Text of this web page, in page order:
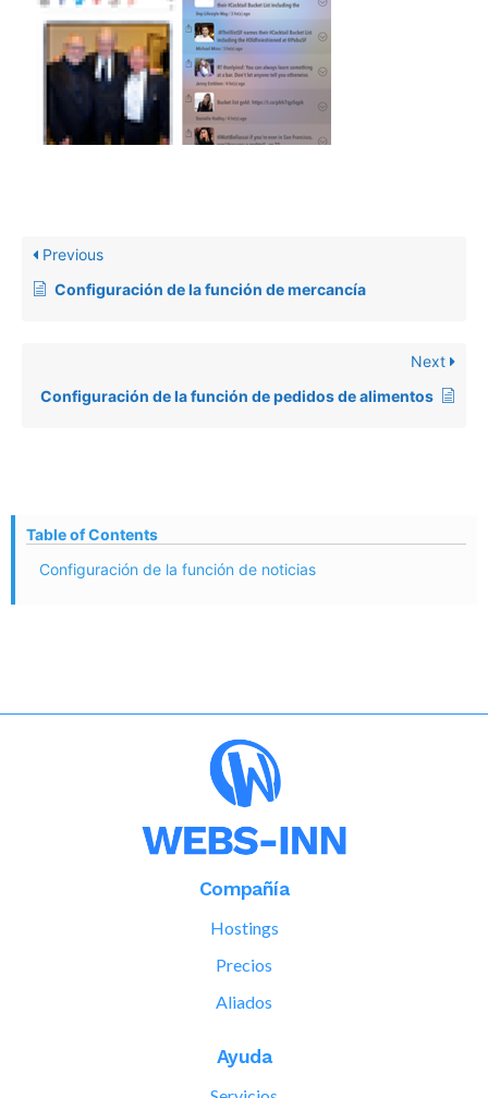
Previous
Configuración de la función de mercancía
Next
Configuración de la función de pedidos de alimentos
Table of Contents
Configuración de la función de noticias
Compañía
Hostings
Precios
Aliados
Ayuda